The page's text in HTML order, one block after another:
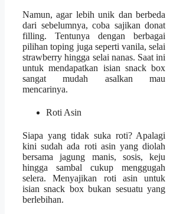
Namun, agar lebih unik dan berbeda
dari sebelumnya, coba sajikan donat
filling. Tentunya dengan berbagai
pilihan toping juga seperti vanila, selai
strawberry hingga selai nanas. Saat ini
untuk mendapatkan isian snack box
sangat mudah asalkan mau
mencarinya.
Roti Asin
Siapa yang tidak suka roti? Apalagi
kini sudah ada roti asin yang diolah
bersama jagung manis, sosis, keju
hingga sambal cukup menggugah
selera. Menyajikan roti asin untuk
isian snack box bukan sesuatu yang
berlebihan.